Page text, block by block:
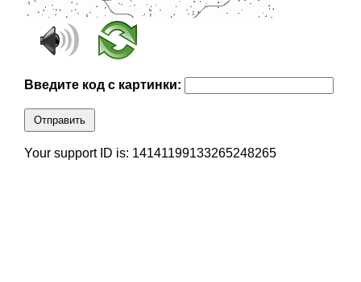
Введите код с картинки:
Отправить
Your support ID is: 14141199133265248265